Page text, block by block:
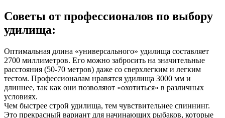
Советы от профессионалов по выбору
удилища:
Оптимальная длина «универсального» удилища составляет
2700 миллиметров. Его можно забросить на значительные
расстояния (50-70 метров) даже со сверхлегким и легким
тестом. Профессионалам нравятся удилища 3000 мм и
длиннее, так как они позволяют «охотиться» в различных
условиях.
Чем быстрее строй удилища, тем чувствительнее спиннинг.
Это прекрасный вариант для начинающих рыбаков, которые